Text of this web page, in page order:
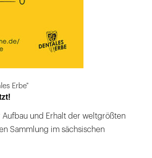
Erbe"
und Erhalt der weltgrößten
Sammlung im sächsischen